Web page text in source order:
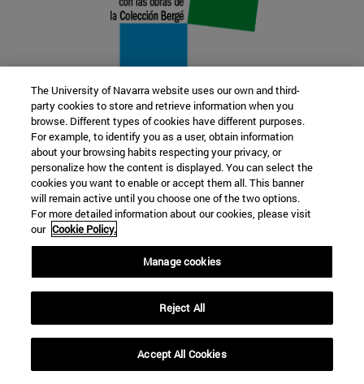
22 SEP
FUNCIÓN Y FICCIÓN. Varios artistas
Más información
The University of Navarra website uses our own and third-
party cookies to store and retrieve information when you
browse. Different types of cookies have different purposes.
For example, to identify you as a user, obtain information
about your browsing habits respecting your privacy, or
personalize how the content is displayed. You can select the
cookies you want to enable or accept them all. This banner
will remain active until you choose one of the two options.
For more detailed information about our cookies, please visit
our Cookie Policy.
Manage cookies
Reject All
Accept All Cookies